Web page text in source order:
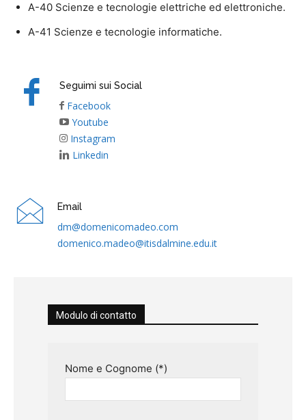
A-40 Scienze e tecnologie elettriche ed elettroniche.
A-41 Scienze e tecnologie informatiche.
Seguimi sui Social
Facebook
Youtube
Instagram
Linkedin
Email
dm@domenicomadeo.com
domenico.madeo@itisdalmine.edu.it
Modulo di contatto
Nome e Cognome (*)